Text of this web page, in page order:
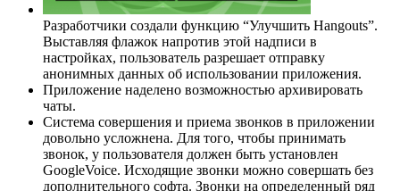
Разработчики создали функцию “Улучшить Hangouts”.
Выставляя флажок напротив этой надписи в
настройках, пользователь разрешает отправку
анонимных данных об использовании приложения.
Приложение наделено возможностью архивировать
чаты.
Система совершения и приема звонков в приложении
довольно усложнена. Для того, чтобы принимать
звонок, у пользователя должен быть установлен
GoogleVoice. Исходящие звонки можно совершать без
дополнительного софта. Звонки на определенный ряд